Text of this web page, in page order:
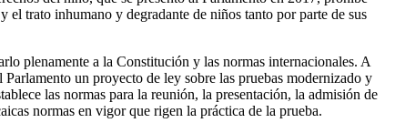
trato inhumano y degradante de niños tanto por parte de sus
plenamente a la Constitución y las normas internacionales. A
un proyecto de ley sobre las pruebas modernizado y
las normas para la reunión, la presentación, la admisión de
normas en vigor que rigen la práctica de la prueba.